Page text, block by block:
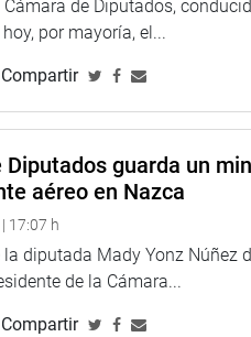
Cámara de Diputados,
por mayoría, el...
Compartir
Diputados guarda un
aéreo en Nazca
17:07 h
diputada Mady Yonz Núñez
de la Cámara...
Compartir